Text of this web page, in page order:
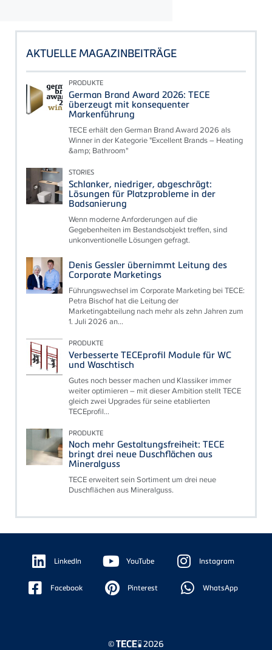
AKTUELLE MAGAZINBEITRÄGE
PRODUKTE
German Brand Award 2026: TECE
überzeugt mit konsequenter
Markenführung
TECE erhält den German Brand Award 2026 als
Winner in der Kategorie "Excellent Brands – Heating
&amp; Bathroom"
STORIES
Schlanker, niedriger, abgeschrägt:
Lösungen für Platzprobleme in der
Badsanierung
Wenn moderne Anforderungen auf die
Gegebenheiten im Bestandsobjekt treffen, sind
unkonventionelle Lösungen gefragt.
Denis Gessler übernimmt Leitung des
Corporate Marketings
Führungswechsel im Corporate Marketing bei TECE:
Petra Bischof hat die Leitung der
Marketingabteilung nach mehr als zehn Jahren zum
1. Juli 2026 an...
PRODUKTE
Verbesserte TECEprofil Module für WC
und Waschtisch
Gutes noch besser machen und Klassiker immer
weiter optimieren – mit dieser Ambition stellt TECE
gleich zwei Upgrades für seine etablierten
TECEprofil...
PRODUKTE
Noch mehr Gestaltungsfreiheit: TECE
bringt drei neue Duschflächen aus
Mineralguss
TECE erweitert sein Sortiment um drei neue
Duschflächen aus Mineralguss.
Floating
Sidebar LinkedIn YouTube Instagram
Facebook Pinterest WhatsApp
© 2026